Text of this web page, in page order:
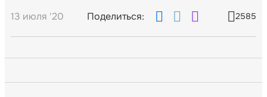
13 июля '20 Поделиться: 2585